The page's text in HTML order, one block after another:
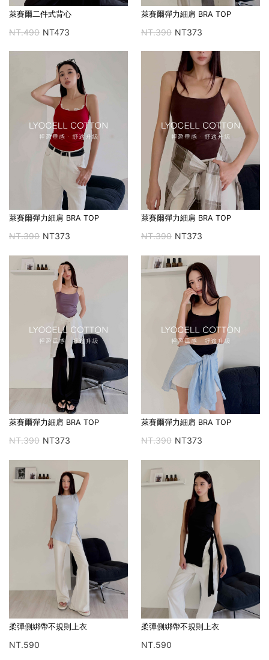
萊賽爾二件式背心
NT.490 NT473
萊賽爾彈力細肩 BRA TOP
NT.390 NT373
萊賽爾彈力細肩 BRA TOP
NT.390 NT373
萊賽爾彈力細肩 BRA TOP
NT.390 NT373
萊賽爾彈力細肩 BRA TOP
NT.390 NT373
萊賽爾彈力細肩 BRA TOP
NT.390 NT373
柔彈側綁帶不規則上衣
NT.590
柔彈側綁帶不規則上衣
NT.590